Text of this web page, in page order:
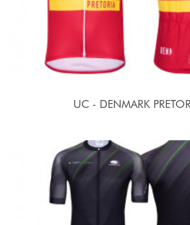
UC - DENMARK